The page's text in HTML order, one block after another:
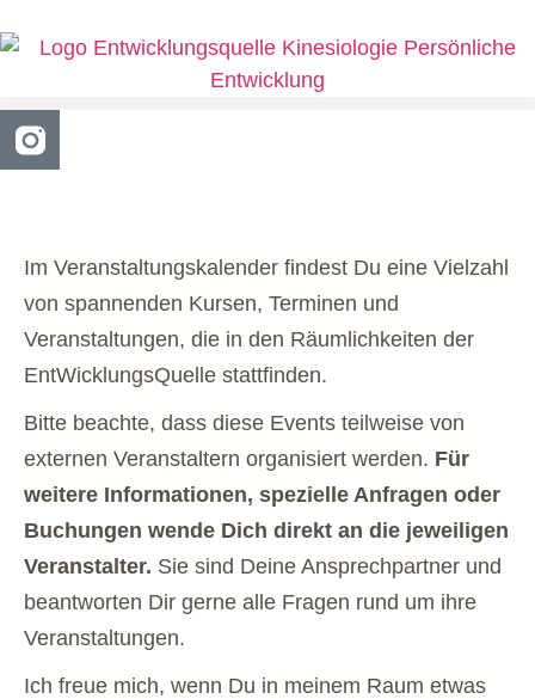
Im Veranstaltungskalender findest Du eine Vielzahl
von spannenden Kursen, Terminen und
Veranstaltungen, die in den Räumlichkeiten der
EntWicklungsQuelle stattfinden.
Bitte beachte, dass diese Events teilweise von
externen Veranstaltern organisiert werden. Für
weitere Informationen, spezielle Anfragen oder
Buchungen wende Dich direkt an die jeweiligen
Veranstalter. Sie sind Deine Ansprechpartner und
beantworten Dir gerne alle Fragen rund um ihre
Veranstaltungen.
Ich freue mich, wenn Du in meinem Raum etwas